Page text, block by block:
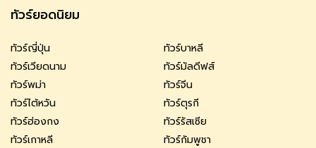
ทัวร์ยอดนิยม
ทัวร์ญี่ปุ่น
ทัวร์บาหลี
ทัวร์เวียดนาม
ทัวร์มัลดีฟส์
ทัวร์พม่า
ทัวร์จีน
ทัวร์ไต้หวัน
ทัวร์ตุรกี
ทัวร์ฮ่องกง
ทัวร์รัสเซีย
ทัวร์เกาหลี
ทัวร์กัมพูชา